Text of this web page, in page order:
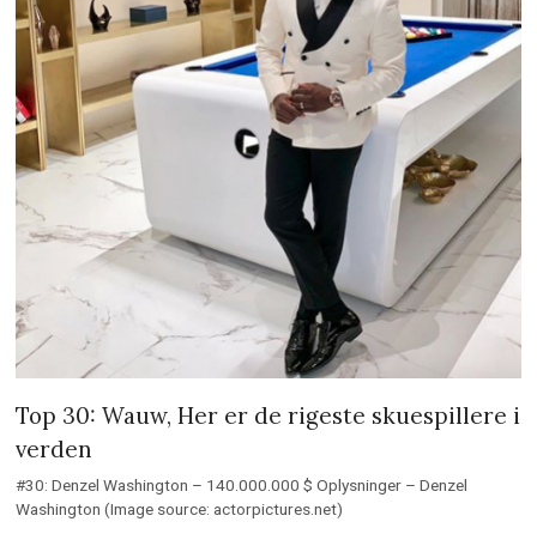
Top 30: Wauw, Her er de rigeste skuespillere i
verden
#30: Denzel Washington – 140.000.000 $ Oplysninger – Denzel
Washington (Image source: actorpictures.net)